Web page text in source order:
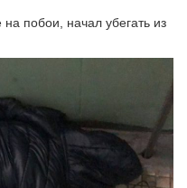
побои, начал убегать из